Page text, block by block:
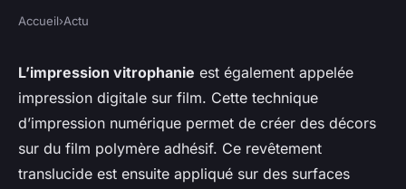
L'impression vitrophanie : un
outil efficace pour votre
communication visuelle
nicodème•26 février 2024•3 min de lecture
Accueil›Actu
L’impression vitrophanie est également appelée
impression digitale sur film. Cette technique
d’impression numérique permet de créer des décors
sur du film polymère adhésif. Ce revêtement
translucide est ensuite appliqué sur des surfaces